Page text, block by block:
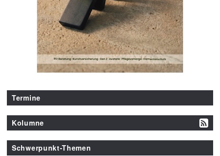
Termine
Kolumne
Schwerpunkt-Themen